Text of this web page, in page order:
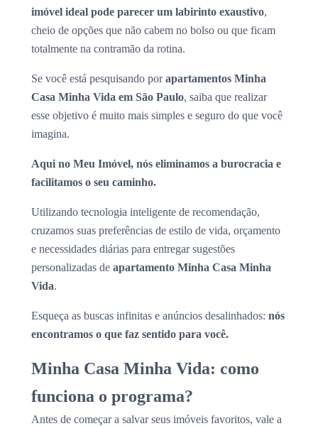
imóvel ideal pode parecer um labirinto exaustivo,
cheio de opções que não cabem no bolso ou que ficam
totalmente na contramão da rotina.
Se você está pesquisando porapartamentos Minha
Casa Minha Vida em São Paulo, saiba que realizar
esse objetivo é muito mais simples e seguro do que você
imagina.
Aqui no Meu Imóvel, nós eliminamos a burocracia e
facilitamos o seu caminho.
Utilizando tecnologia inteligente de recomendação,
cruzamos suas preferências de estilo de vida, orçamento
e necessidades diárias para entregar sugestões
personalizadas de apartamento Minha Casa Minha
Vida.
Esqueça as buscas infinitas e anúncios desalinhados: nós
encontramos o que faz sentido para você.
Minha Casa Minha Vida: como
funciona o programa?
Antes de começar a salvar seus imóveis favoritos, vale a